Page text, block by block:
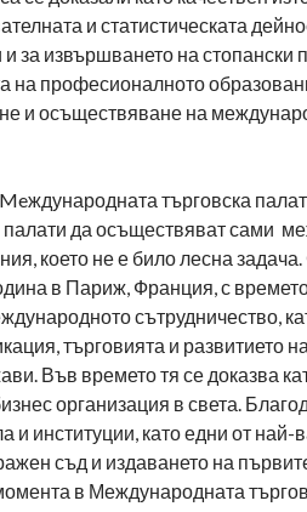
и статистическата
за извършването на стопански
на професионалното
и осъществяване на
търговска
палати да осъществяват сами
което не е било лесна
в Париж, Франция, с
сътрудничество,
търговията и развитието
Във времето тя се доказва
организация в света.
и институции, като едни от най-
съд и издаването на
в Международната